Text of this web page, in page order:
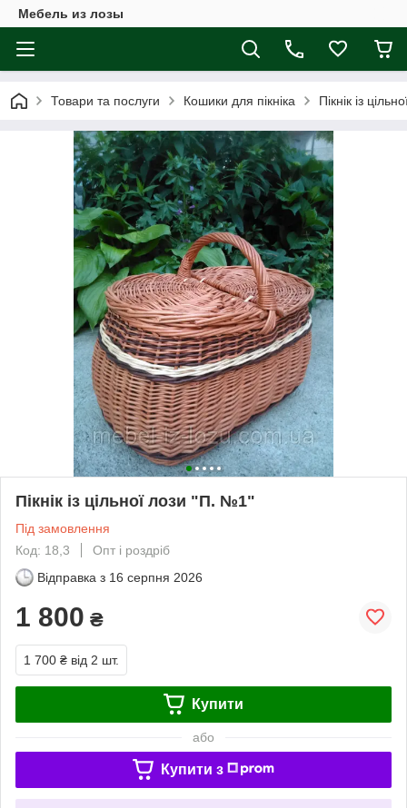
Мебель из лозы
Товари та послуги Кошики для пікніка Пікнік із
Пікнік із цільної лози "П. №1"
Під замовлення
Код: 18,3
Опт і роздріб
Відправка з 16 серпня 2026
1 800 ₴
1 700 ₴ від 2 шт.
Купити
або
Купити з